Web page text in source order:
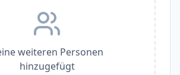
weiteren Personen
hinzugefügt